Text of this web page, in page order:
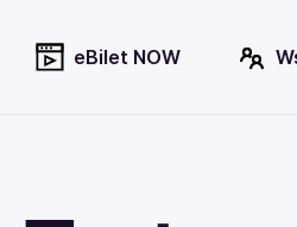
eBilet NOW